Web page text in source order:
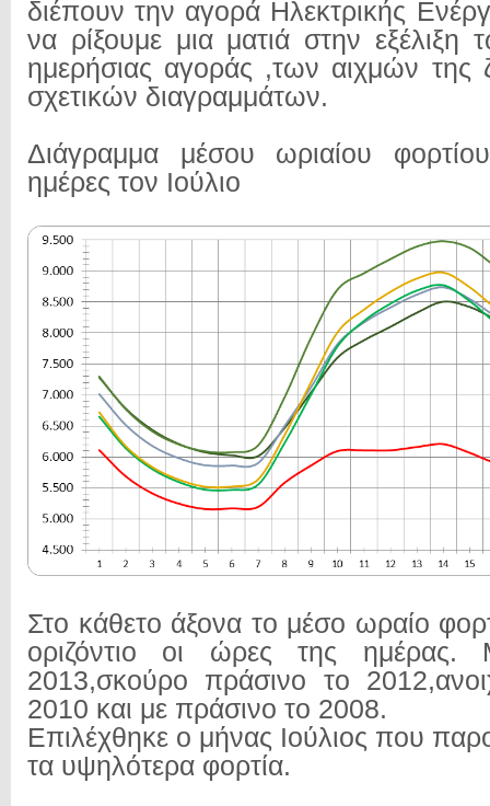
διέπουν την αγορά Ηλεκτρικής
να ρίξουμε μια ματιά στην εξέλιξη
ημερήσιας αγοράς ,των αιχμών της
σχετικών διαγραμμάτων.
Διάγραμμα μέσου ωριαίου
ημέρες τον Ιούλιο
Στο κάθετο άξονα το μέσο ωραίο
οριζόντιο οι ώρες της ημέρας.
2013,σκούρο πράσινο το
2010 και με πράσινο το 2008.
Επιλέχθηκε ο μήνας Ιούλιος που
τα υψηλότερα φορτία.